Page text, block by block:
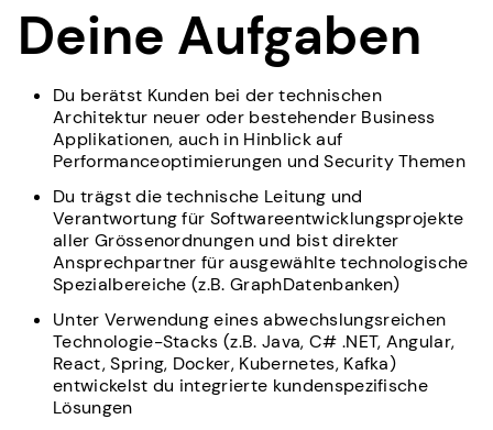
Deine Aufgaben
Du berätst Kunden bei der technischen
Architektur neuer oder bestehender Business
Applikationen, auch in Hinblick auf
Performanceoptimierungen und Security Themen
Du trägst die technische Leitung und
Verantwortung für Softwareentwicklungsprojekte
aller Grössenordnungen und bist direkter
Ansprechpartner für ausgewählte technologische
Spezialbereiche (z.B. GraphDatenbanken)
Unter Verwendung eines abwechslungsreichen
Technologie-Stacks (z.B. Java, C# .NET, Angular,
React, Spring, Docker, Kubernetes, Kafka)
entwickelst du integrierte kundenspezifische
Lösungen